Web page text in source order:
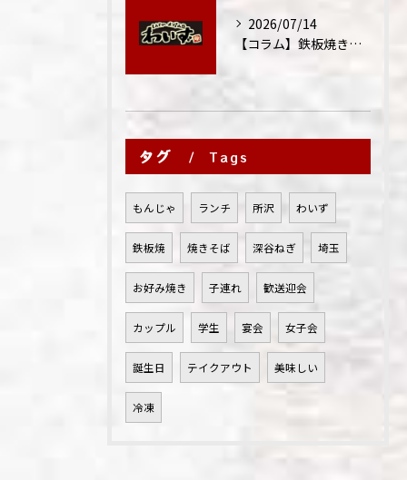
2026/07/14
【コラム】鉄板焼きが"コミュニケーション飯"と呼ばれる理由
タグ Tags
もんじゃ ランチ 所沢 わいず
鉄板焼 焼きそば 深谷ねぎ 埼玉
お好み焼き 子連れ 歓送迎会
カップル 学生 宴会 女子会
誕生日 テイクアウト 美味しい
冷凍